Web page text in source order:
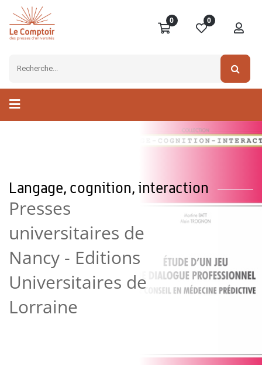
0 0
Langage, cognition, interaction
Presses
universitaires de
Nancy - Editions
Universitaires de
Lorraine